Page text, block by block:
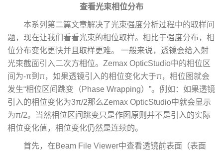
查看光束相位分布
本系列第二篇文章解决了光束强度分析过程中的取样问
题，现在让我们看看光束的相位取样。相比于强度分布，相
位分布变化更快并且取样更难。 一般来说，透镜会给入射
光束截面引入二次方相位。Zemax OpticStudio中的相位区
间为-π到π，如果透镜引入的相位变化大于π，相位图就会
发生“相位区间跳变（Phase Wrapping）”。例如：如果透镜
引入的相位变化为3π/2那么Zemax OpticStudio中就会显示
为π/2。当然相位区间跳变只是作图原则并不是引入的实际
相位变化值，相位变化仍然是连续的。
首先，在Beam File Viewer中查看透镜前表面（表面